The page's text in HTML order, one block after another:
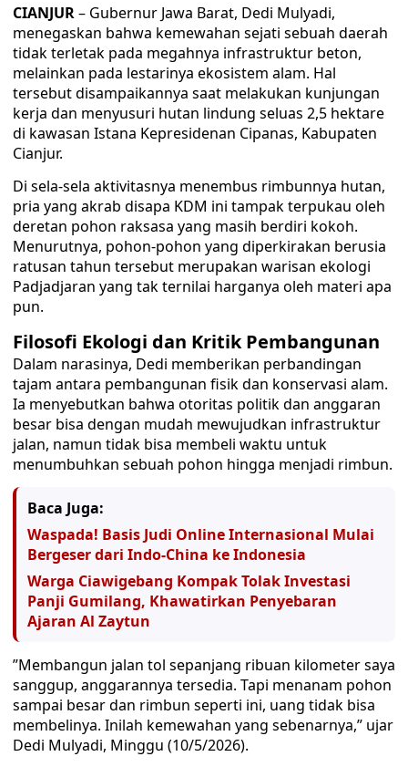
CIANJUR– Gubernur Jawa Barat, Dedi Mulyadi,
menegaskan bahwa kemewahan sejati sebuah daerah
tidak terletak pada megahnya infrastruktur beton,
melainkan pada lestarinya ekosistem alam. Hal
tersebut disampaikannya saat melakukan kunjungan
kerja dan menyusuri hutan lindung seluas 2,5 hektare
di kawasan Istana Kepresidenan Cipanas, Kabupaten
Cianjur.
​Di sela-sela aktivitasnya menembus rimbunnya hutan,
pria yang akrab disapa KDM ini tampak terpukau oleh
deretan pohon raksasa yang masih berdiri kokoh.
Menurutnya, pohon-pohon yang diperkirakan berusia
ratusan tahun tersebut merupakan warisan ekologi
Padjadjaran yang tak ternilai harganya oleh materi apa
pun.
​Filosofi Ekologi dan Kritik Pembangunan
Dalam narasinya, Dedi memberikan perbandingan
tajam antara pembangunan fisik dan konservasi alam.
Ia menyebutkan bahwa otoritas politik dan anggaran
besar bisa dengan mudah mewujudkan infrastruktur
jalan, namun tidak bisa membeli waktu untuk
menumbuhkan sebuah pohon hingga menjadi rimbun.
Baca Juga:
Waspada! Basis Judi Online Internasional Mulai
Bergeser dari Indo-China ke Indonesia
Warga Ciawigebang Kompak Tolak Investasi
Panji Gumilang, Khawatirkan Penyebaran
Ajaran Al Zaytun
​”Membangun jalan tol sepanjang ribuan kilometer saya
sanggup, anggarannya tersedia. Tapi menanam pohon
sampai besar dan rimbun seperti ini, uang tidak bisa
membelinya. Inilah kemewahan yang sebenarnya,” ujar
Dedi Mulyadi, Minggu (10/5/2026).